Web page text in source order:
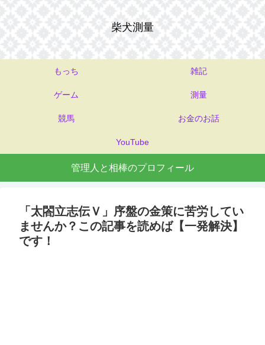
柴犬測量
もっち 雑記
ゲーム 測量
競馬 お金のお話
YouTube
管理人と相棒のプロフィール
「太閤立志伝Ｖ」序盤の金策に苦労してい
ませんか？この記事を読めば【一発解決】
です！